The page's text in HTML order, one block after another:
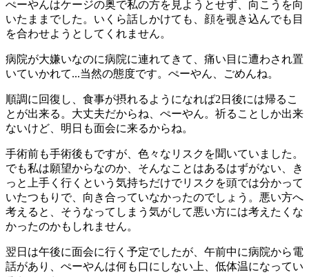
ぺーやんはケージの奥で私の方を見ようとせず、向こうを向
いたままでした。いくら話しかけても、顔を覗き込んでも目
を合わせようとしてくれません。
病院が大嫌いなのに病院に連れてきて、痛い目に遭わされ置
いていかれて...当然の態度です。ぺーやん、ごめんね。
順調に回復し、食事が摂れるようになれば2日後には帰るこ
とが出来る。大丈夫だからね、ぺーやん。祈ることしか出来
ないけど、明日も面会に来るからね。
手術前も手術後もですが、色々なリスクを聞いていました。
でも私は願望からなのか、そんなことはあるはずがない、き
っと上手く行くという気持ちだけでリスクを頭では分かって
いたつもりで、向き合っていなかったのでしょう。悪い方へ
考えると、そうなってしまう気がして悪い方には考えたくな
かったのかもしれません。
翌日は午後に面会に行く予定でしたが、午前中に病院から電
話があり、ぺーやんは何も口にしない上、低体温になってい